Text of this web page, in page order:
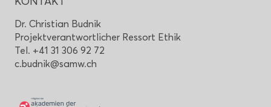
Dr. Chris­ti­an Bud­nik
Pro­jekt­ver­ant­wort­li­cher Res­sort Ethik
Tel. +41 31 306 92 72
c.bud­nik@samw.ch